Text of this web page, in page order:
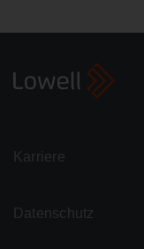
Karriere
Datenschutz